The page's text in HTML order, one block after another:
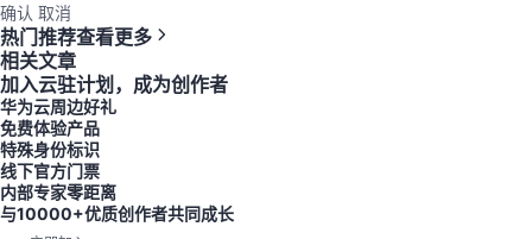
确认 取消
热门推荐查看更多
相关文章
加入云驻计划，成为创作者
华为云周边好礼
免费体验产品
特殊身份标识
线下官方门票
内部专家零距离
与10000+优质创作者共同成长